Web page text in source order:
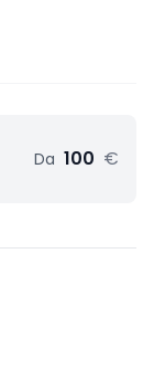
Da 100 €